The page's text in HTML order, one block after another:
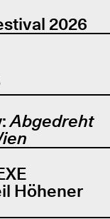
2026
Abgedreht
Höhener